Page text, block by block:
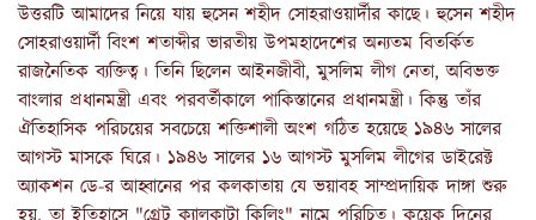
উত্তরটি আমাদের নিয়ে যায় হুসেন শহীদ সোহরাওয়ার্দীর কাছে। হুসেন শহীদ
সোহরাওয়ার্দী বিংশ শতাব্দীর ভারতীয় উপমহাদেশের অন্যতম বিতর্কিত
রাজনৈতিক ব্যক্তিত্ব। তিনি ছিলেন আইনজীবী, মুসলিম লীগ নেতা, অবিভক্ত
বাংলার প্রধানমন্ত্রী এবং পরবর্তীকালে পাকিস্তানের প্রধানমন্ত্রী। কিন্তু তাঁর
ঐতিহাসিক পরিচয়ের সবচেয়ে শক্তিশালী অংশ গঠিত হয়েছে ১৯৪৬ সালের
আগস্ট মাসকে ঘিরে। ১৯৪৬ সালের ১৬ আগস্ট মুসলিম লীগের ডাইরেক্ট
অ্যাকশন ডে-র আহ্বানের পর কলকাতায় যে ভয়াবহ সাম্প্রদায়িক দাঙ্গা শুরু